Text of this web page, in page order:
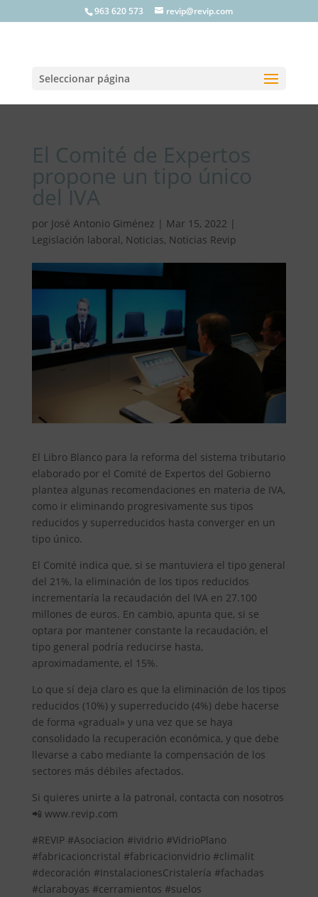
963 620 573 revip@revip.com
Seleccionar página
El Comité de Expertos
propone un tipo único
del IVA
por José Antonio Giménez | Mar 15, 2022 |
Legislación laboral, Noticias, Noticias Revip
El Libro Blanco para la reforma del sistema tributario
elaborado por el Comité de Expertos del Gobierno
plantea algunas recomendaciones en materia de IVA,
como ir eliminando progresivamente sus tipos
reducidos y superreducidos hasta converger en un
tipo único.
El Comité indica que, si se mantuviera el tipo general
del 21%, la eliminación de los tipos reducidos
incrementaría la recaudación del IVA en 27.100
millones de euros. En cambio, apunta que, si se
optara por mantener constante la recaudación, el
tipo general podría reducirse hasta,
aproximadamente, el 15%.
Lo que sí deja claro es que la eliminación de los tipos
reducidos (10%) y superreducido (4%) debe hacerse
de forma «gradual» y una vez que se haya
consolidado la recuperación económica, y que debe
llevarse a cabo mediante la compensación de los
sectores más débiles afectados.
Si quieres unirte a la patronal, contacta con nosotros
📲 www.revip.com
#REVIP #Asociacion #ividrio #VidrioPlano
#fabricacioncristal #fabricacionvidrio #climalit
#decoración #InstalacionesCristalería #fachadas
#claraboyas #cerramientos #suelos